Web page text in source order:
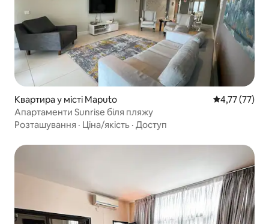
Квартира у місті Maputo Середня
4,77 (77)
Апартаменти Sunrise біля пляжу
Розташування · Ціна/якість · Доступ